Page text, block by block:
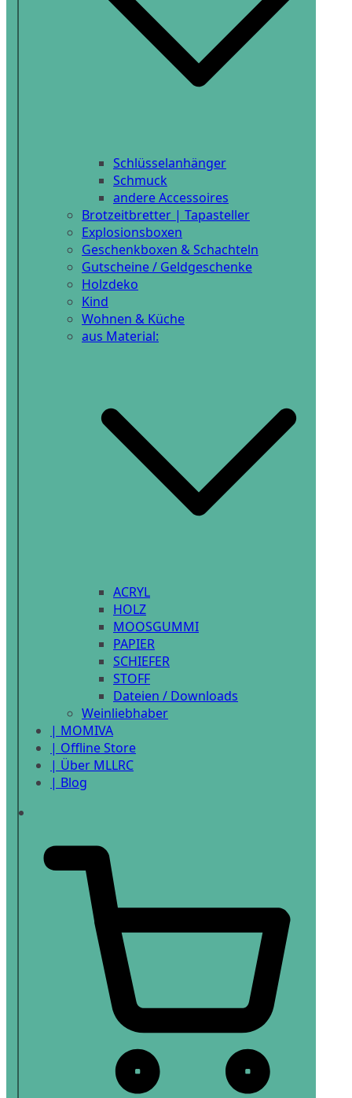
Schlüsselanhänger
Schmuck
andere Accessoires
Brotzeitbretter | Tapasteller
Explosionsboxen
Geschenkboxen & Schachteln
Gutscheine / Geldgeschenke
Holzdeko
Kind
Wohnen & Küche
aus Material:
ACRYL
HOLZ
MOOSGUMMI
PAPIER
SCHIEFER
STOFF
Dateien / Downloads
Weinliebhaber
| MOMIVA
| Offline Store
| Über MLLRC
| Blog